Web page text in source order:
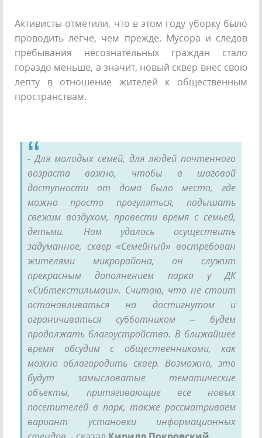
Активисты отметили, что в этом году уборку было
проводить легче, чем прежде. Мусора и следов
пребывания несознательных граждан стало
гораздо меньше, а значит, новый сквер внес свою
лепту в отношение жителей к общественным
пространствам.
- Для молодых семей, для людей почтенного
возраста важно, чтобы в шаговой
доступности от дома было место, где
можно просто прогуляться, подышать
свежим воздухом, провести время с семьей,
детьми. Нам удалось осуществить
задуманное, сквер «Семейный» востребован
жителями микрорайона, он служит
прекрасным дополнением парка у ДК
«Сибтекстильмаш». Считаю, что не стоит
останавливаться на достигнутом и
ограничиваться субботником – будем
продолжать благоустройство. В ближайшее
время обсудим с общественниками, как
можно облагородить сквер. Возможно, это
будут замысловатые тематические
объекты, притягивающие все новых
посетителей в парк, также рассматриваем
вариант установки информационных